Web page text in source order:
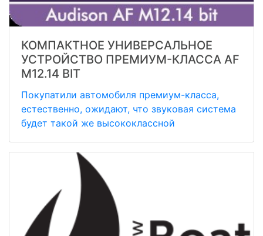
КОМПАКТНОЕ УНИВЕРСАЛЬНОЕ
УСТРОЙСТВО ПРЕМИУМ-КЛАССА AF
M12.14 BIT
Покупатили автомобиля премиум-класса,
естественно, ожидают, что звуковая система
будет такой же высококлассной